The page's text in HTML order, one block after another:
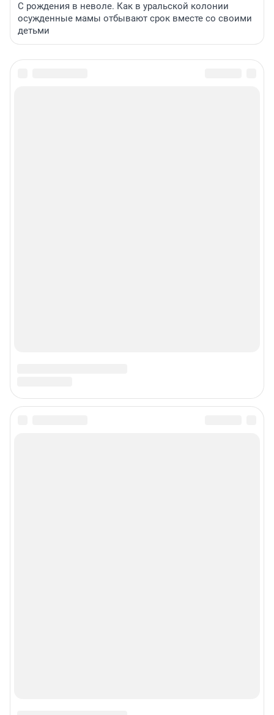
С рождения в неволе. Как в уральской колонии
осужденные мамы отбывают срок вместе со своими
детьми